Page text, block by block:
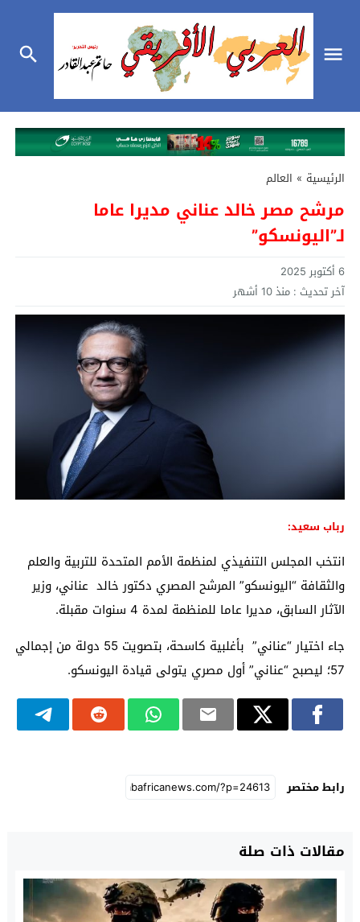
الرئيسية » العالم
مرشح مصر خالد عناني مديرا عاما
لـ”اليونسكو”
6 أكتوبر 2025
آخر تحديث : منذ 10 أشهر
رباب سعيد:
انتخب المجلس التنفيذي لمنظمة الأمم المتحدة للتربية والعلم
والثقافة “اليونسكو” المرشح المصري دكتور خالد عناني، وزير
الآثار السابق، مديرا عاما للمنظمة لمدة 4 سنوات مقبلة.
جاء اختيار “عناني” بأغلبية كاسحة، بتصويت 55 دولة من إجمالي
57؛ ليصبح “عناني” أول مصري يتولى قيادة اليونسكو.
رابط مختصر
مقالات ذات صلة